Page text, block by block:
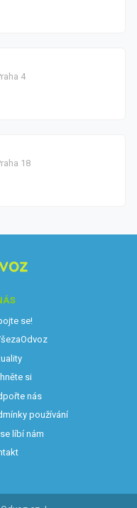
4
18
se!
si
nás
používání
líbí nám